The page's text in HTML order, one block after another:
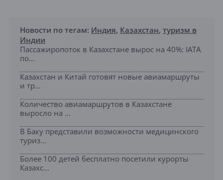
Новости по тегам: Индия, Казахстан, туризм в
Индии
Пассажиропоток в Казахстане вырос на 40%: IATA
по...
Казахстан и Китай готовят новые авиамаршруты
и тр...
Количество авиамаршрутов в Казахстане
выросло на ...
В Баку представили возможности медицинского
туриз...
Более 100 детей бесплатно посетили курорты
Казахс...